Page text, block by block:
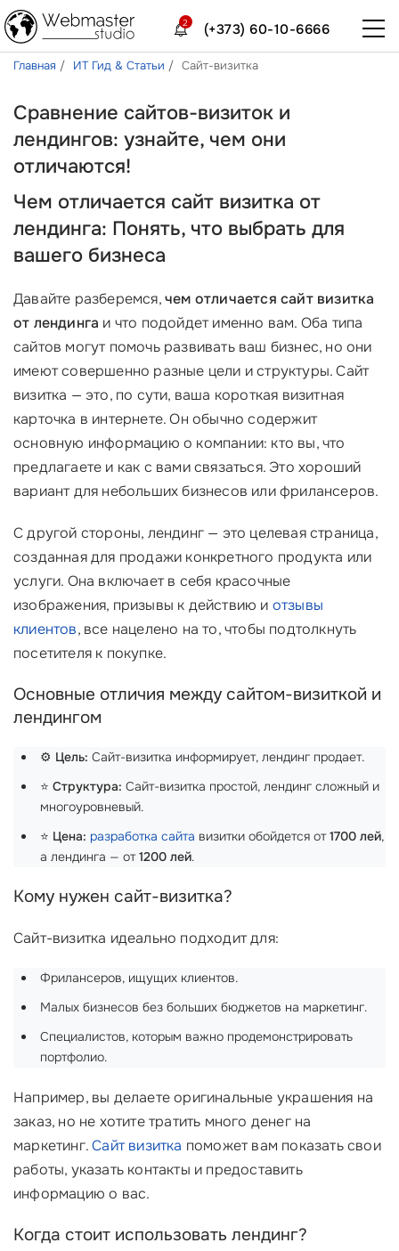
(+373) 60-10-6666
2
Главная ИТ Гид & Статьи Сайт-визитка
Сравнение сайтов-визиток и
лендингов: узнайте, чем они
отличаются!
Чем отличается сайт визитка от
лендинга: Понять, что выбрать для
вашего бизнеса
Давайте разберемся,чем отличается сайт визитка
от лендинга и что подойдет именно вам. Оба типа
сайтов могут помочь развивать ваш бизнес, но они
имеют совершенно разные цели и структуры. Сайт
визитка — это, по сути, ваша короткая визитная
карточка в интернете. Он обычно содержит
основную информацию о компании: кто вы, что
предлагаете и как с вами связаться. Это хороший
вариант для небольших бизнесов или фрилансеров.
С другой стороны, лендинг — это целевая страница,
созданная для продажи конкретного продукта или
услуги. Она включает в себя красочные
изображения, призывы к действию и отзывы
клиентов, все нацелено на то, чтобы подтолкнуть
посетителя к покупке.
Основные отличия между сайтом-визиткой и
лендингом
⚙️ Цель: Сайт-визитка информирует, лендинг продает.
⭐ Структура: Сайт-визитка простой, лендинг сложный и
многоуровневый.
⭐ Цена: разработка сайта визитки обойдется от1700 лей,
а лендинга — от1200 лей.
Кому нужен сайт-визитка?
Сайт-визитка идеально подходит для:
Фрилансеров, ищущих клиентов.
Малых бизнесов без больших бюджетов на маркетинг.
Специалистов, которым важно продемонстрировать
портфолио.
Например, вы делаете оригинальные украшения на
заказ, но не хотите тратить много денег на
маркетинг.Сайт визитка поможет вам показать свои
работы, указать контакты и предоставить
информацию о вас.
Когда стоит использовать лендинг?